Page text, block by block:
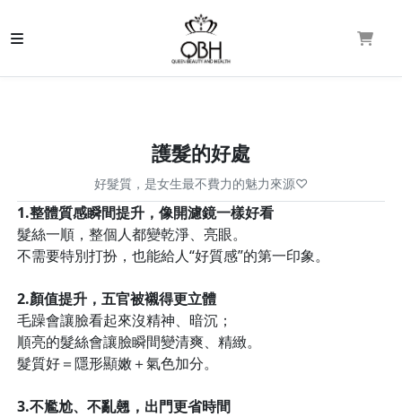
護髮的好處
好髮質，是女生最不費力的魅力來源♡
1.整體質感瞬間提升，像開濾鏡一樣好看
髮絲一順，整個人都變乾淨、亮眼。
不需要特別打扮，也能給人“好質感”的第一印象。
2.顏值提升，五官被襯得更立體
毛躁會讓臉看起來沒精神、暗沉；
順亮的髮絲會讓臉瞬間變清爽、精緻。
髮質好＝隱形顯嫩＋氣色加分。
3.不尷尬、不亂翹，出門更省時間